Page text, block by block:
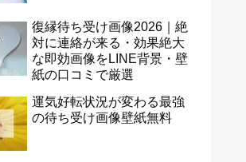
復縁待ち受け画像2026｜絶
対に連絡が来る・効果絶大
な即効画像をLINE背景・壁
紙の口コミで厳選
運気好転状況が変わる最強
の待ち受け画像壁紙無料